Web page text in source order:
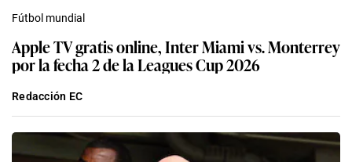
Fútbol mundial
Apple TV gratis online, Inter Miami vs. Monterrey
por la fecha 2 de la Leagues Cup 2026
Redacción EC